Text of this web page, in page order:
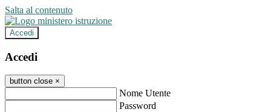
Salta al contenuto
Accedi
Accedi
button close ×
Nome Utente
Password